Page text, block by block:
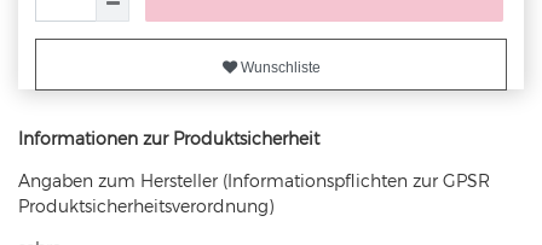
Wunschliste
Informationen zur Produktsicherheit
Angaben zum Hersteller (Informationspflichten zur GPSR
Produktsicherheitsverordnung)